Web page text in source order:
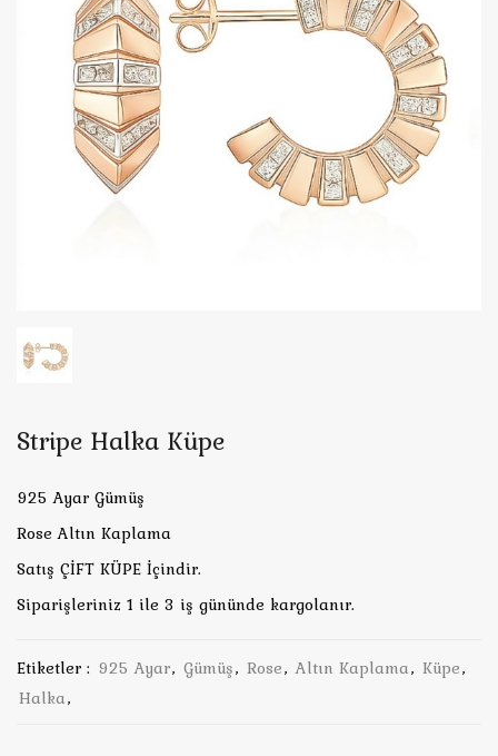
Stripe Halka Küpe
925 Ayar Gümüş
Rose Altın Kaplama
Satış ÇİFT KÜPE İçindir.
Siparişleriniz 1 ile 3 iş gününde kargolanır.
Etiketler : 925 Ayar, Gümüş, Rose, Altın Kaplama, Küpe,
Halka,